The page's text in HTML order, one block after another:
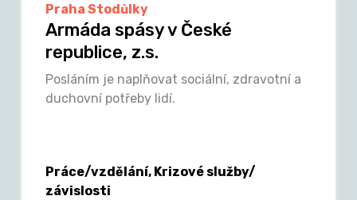
Praha Stodůlky
Armáda spásy v České
republice, z.s.
Posláním je naplňovat sociální, zdravotní a
duchovní potřeby lidí.
Práce/vzdělání, Krizové služby/
závislosti